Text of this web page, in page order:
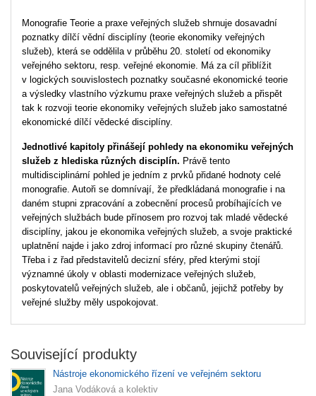
Monografie Teorie a praxe veřejných služeb shrnuje dosavadní
poznatky dílčí vědní disciplíny (teorie ekonomiky veřejných
služeb), která se oddělila v průběhu 20. století od ekonomiky
veřejného sektoru, resp. veřejné ekonomie. Má za cíl přiblížit
v logických souvislostech poznatky současné ekonomické teorie
a výsledky vlastního výzkumu praxe veřejných služeb a přispět
tak k rozvoji teorie ekonomiky veřejných služeb jako samostatné
ekonomické dílčí vědecké disciplíny.
Jednotlivé kapitoly přinášejí pohledy na ekonomiku veřejných
služeb z hlediska různých disciplín. Právě tento
multidisciplinární pohled je jedním z prvků přidané hodnoty celé
monografie. Autoři se domnívají, že předkládaná monografie i na
daném stupni zpracování a zobecnění procesů probíhajících ve
veřejných službách bude přínosem pro rozvoj tak mladé vědecké
disciplíny, jakou je ekonomika veřejných služeb, a svoje praktické
uplatnění najde i jako zdroj informací pro různé skupiny čtenářů.
Třeba i z řad představitelů decizní sféry, před kterými stojí
významné úkoly v oblasti modernizace veřejných služeb,
poskytovatelů veřejných služeb, ale i občanů, jejichž potřeby by
veřejné služby měly uspokojovat.
Související produkty
Nástroje ekonomického řízení ve veřejném sektoru
Jana Vodáková a kolektiv